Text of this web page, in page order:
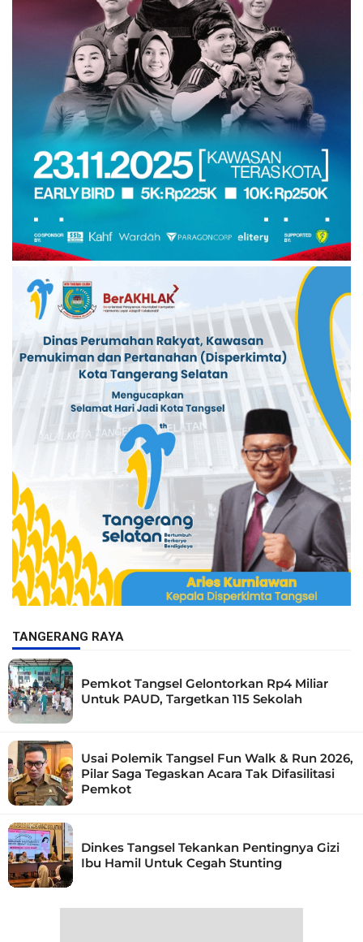
TANGERANG RAYA
Pemkot Tangsel Gelontorkan Rp4 Miliar
Untuk PAUD, Targetkan 115 Sekolah
Usai Polemik Tangsel Fun Walk & Run 2026,
Pilar Saga Tegaskan Acara Tak Difasilitasi
Pemkot
Dinkes Tangsel Tekankan Pentingnya Gizi
Ibu Hamil Untuk Cegah Stunting